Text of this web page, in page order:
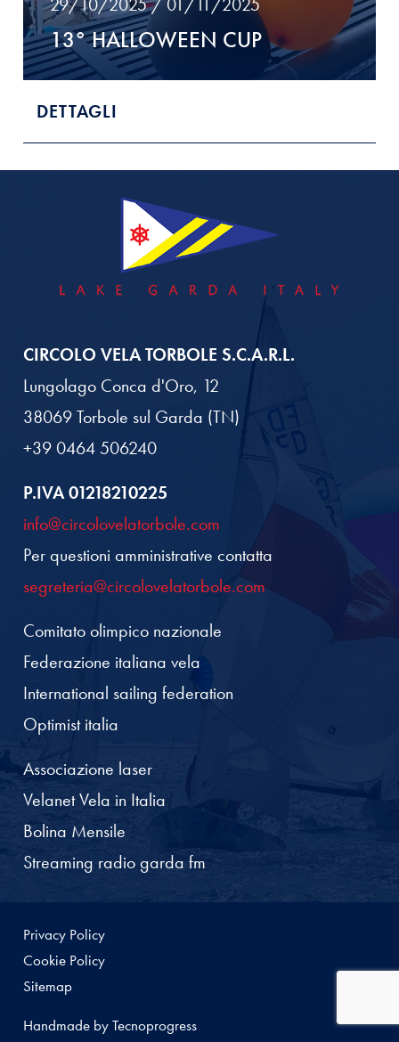
13° HALLOWEEN CUP
DETTAGLI
CIRCOLO VELA TORBOLE S.C.A.R.L.
Lungolago Conca d'Oro, 12
38069 Torbole sul Garda (TN)
+39 0464 506240
P.IVA 01218210225
info@circolovelatorbole.com
Per questioni amministrative contatta
segreteria@circolovelatorbole.com
Comitato olimpico nazionale
Federazione italiana vela
International sailing federation
Optimist italia
Associazione laser
Velanet Vela in Italia
Bolina Mensile
Streaming radio garda fm
Privacy Policy
Cookie Policy
Sitemap
Handmade by Tecnoprogress